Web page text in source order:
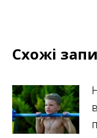
Схожі